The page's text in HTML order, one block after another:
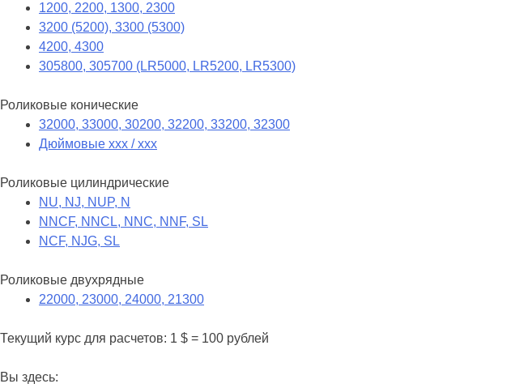
1200, 2200, 1300, 2300
3200 (5200), 3300 (5300)
4200, 4300
305800, 305700 (LR5000, LR5200, LR5300)
Роликовые конические
32000, 33000, 30200, 32200, 33200, 32300
Дюймовые xxx / xxx
Роликовые цилиндрические
NU, NJ, NUP, N
NNCF, NNCL, NNC, NNF, SL
NCF, NJG, SL
Роликовые двухрядные
22000, 23000, 24000, 21300
Текущий курс для расчетов: 1 $ = 100 рублей
Вы здесь: